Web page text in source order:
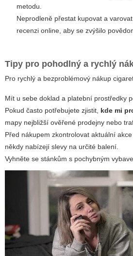
metodu.
Neprodleně přestat kupovat a
recenzi online, aby se zvýšilo
Tipy pro pohodlný a rychlý
Pro rychlý a bezproblémový nákup
Mít u sebe doklad a platební prostředky
Pokud často potřebujete zjistit, kde mi
mapy nejbližší ověřené prodejny nebo
Před nákupem zkontrolovat aktuální
někdy nabízejí slevy na určité balení.
Vyhněte se stánkům s pochybným